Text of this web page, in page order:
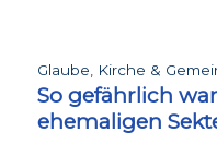
Glaube Kirche &
So gefährlich
ehemaligen